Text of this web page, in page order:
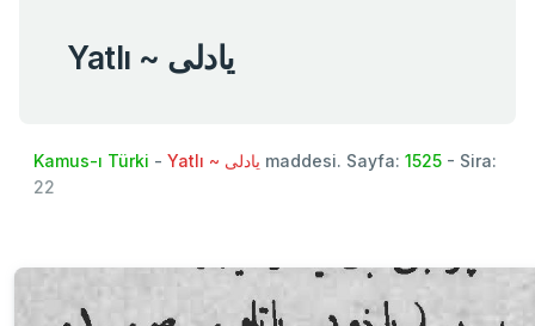
Yatlı ~ يادلی
Kamus-ı Türki - Yatlı ~ يادلی maddesi. Sayfa: 1525 - Sira:
22